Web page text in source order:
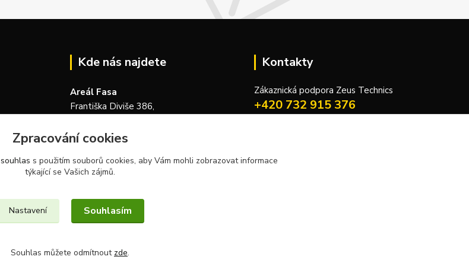
Kde nás najdete
Areál Fasa
Františka Diviše 386,
Česká republika
Kontakty
Zákaznická podpora Zeus Technics
+420 732 915 376
Zpracování cookies
souhlas s použitím souborů cookies, aby Vám mohli zobrazovat informace
týkající se Vašich zájmů.
Nastavení Souhlasím
Souhlas můžete odmítnout zde.